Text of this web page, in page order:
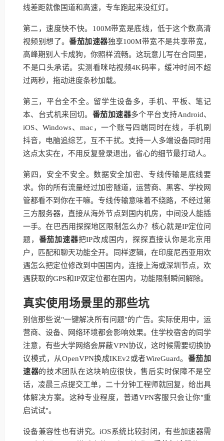
线差距就像国道和高速，专车跑起来没红灯。
第二，速度快不快。100M带宽是底线，低于这个数高清
视频别想了。番茄加速器独享100M带宽不是共享带宽，
高峰期别人卡成狗，你照样流畅。这玩意儿写在合同里，
不是口头承诺。实测看咪咕视频4K码率，缓冲时间不超
过两秒，拖动进度条秒加载。
第三，平台全不全。留学生设备多，手机、平板、笔记
本、台式机来回切。 番茄加速器多个平台支持Android、
iOS、Windows、mac，一个账号四端同时在线，手机刷
抖音，电脑追综艺，互不干扰。支持一人多端设备同时用
这点太实在，不用反复登录退出，省心的细节最打动人。
第四，安全不安全。数据安全加密、专线传输是底线要
求。你的所有流量经过加密隧道，运营商、黑客、学校网
管都看不到你在干嘛。专线传输意味着不绕路，不经过第
三方服务器，直接从海外节点到国内机房，中间没人能插
一手。在巴西用探探地区限制怎么办？核心就是IP定位问
题， 番茄加速器把IP改成国内，探探直接认你是北京用
户，匹配和聊天功能全开。同样逻辑，在印度尼西亚用欢
遇怎么把定位修改到中国国内，连接上海或深圳节点，欢
遇获取的GPS和IP双定位都在国内，功能限制瞬间解除。
真实使用场景里的那些坑
别信那些说"一键解决所有问题"的广告。实际使用中，运
营商、设备、网络环境都会影响效果。住学校宿舍的同学
注意，有些大学网络会屏蔽VPN协议，这时候需要切换协
议模式，从OpenVPN换成IKEv2或者WireGuard。 番茄加
速器的技术团队在这块响应很快，售后实时保障不是空
话，凌晨三点提交工单，二十分钟工程师就回复，给出具
体解决方案。这种专业程度，普通VPN客服只会让你"重
启试试"。
设备兼容性也有讲究。iOS系统比较封闭，有些加速器需